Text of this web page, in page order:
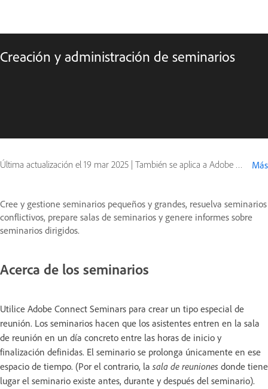
Creación y administración de seminarios
Última actualización el 19 mar 2025 | También se aplica a Adobe Connect 10, Adobe Connect 11, Adobe Connect 9 Más
Cree y gestione seminarios pequeños y grandes, resuelva seminarios
conflictivos, prepare salas de seminarios y genere informes sobre
seminarios dirigidos.
Acerca de los seminarios
Utilice Adobe Connect Seminars para crear un tipo especial de
reunión. Los seminarios hacen que los asistentes entren en la sala
de reunión en un día concreto entre las horas de inicio y
finalización definidas. El seminario se prolonga únicamente en ese
espacio de tiempo. (Por el contrario, la sala de reuniones donde tiene
lugar el seminario existe antes, durante y después del seminario).